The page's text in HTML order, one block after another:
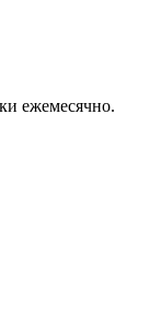
ежемесячно.